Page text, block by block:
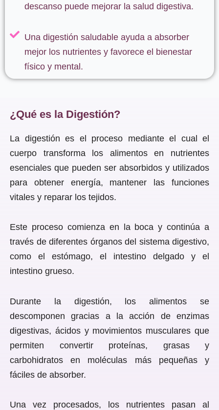
descanso puede mejorar la salud digestiva.
Una digestión saludable ayuda a absorber
mejor los nutrientes y favorece el bienestar
físico y mental.
¿Qué es la Digestión?
La digestión es el proceso mediante el cual el
cuerpo transforma los alimentos en nutrientes
esenciales que pueden ser absorbidos y utilizados
para obtener energía, mantener las funciones
vitales y reparar los tejidos.
Este proceso comienza en la boca y continúa a
través de diferentes órganos del sistema digestivo,
como el estómago, el intestino delgado y el
intestino grueso.
Durante la digestión, los alimentos se
descomponen gracias a la acción de enzimas
digestivas, ácidos y movimientos musculares que
permiten convertir proteínas, grasas y
carbohidratos en moléculas más pequeñas y
fáciles de absorber.
Una vez procesados, los nutrientes pasan al